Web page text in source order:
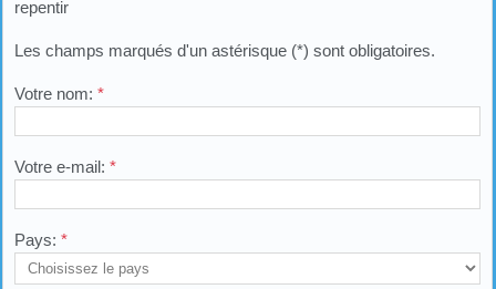
repentir
Les champs marqués d'un astérisque (*) sont obligatoires.
Votre nom: *
Votre e-mail: *
Pays: *